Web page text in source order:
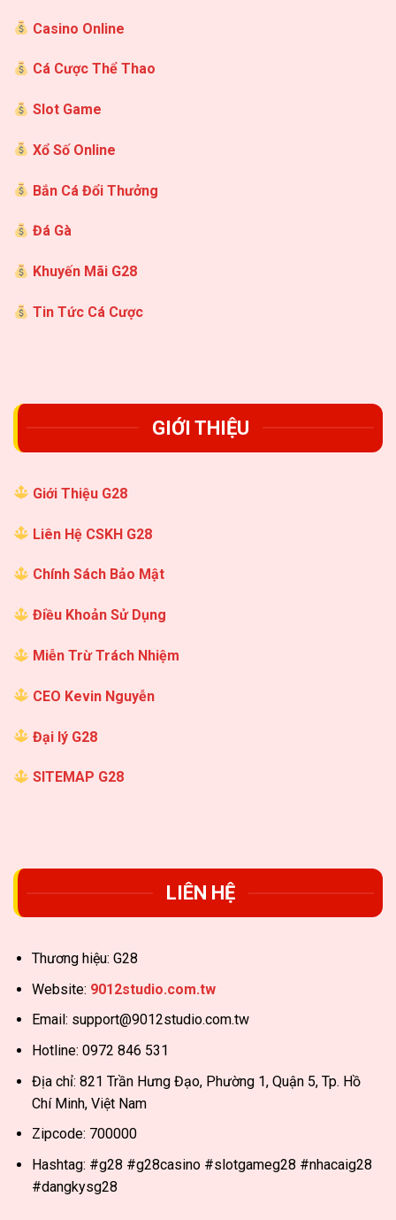
Casino Online
Cá Cược Thể Thao
Slot Game
Xổ Số Online
Bắn Cá Đổi Thưởng
Đá Gà
Khuyến Mãi G28
Tin Tức Cá Cược
GIỚI THIỆU
Giới Thiệu G28
Liên Hệ CSKH G28
Chính Sách Bảo Mật
Điều Khoản Sử Dụng
Miễn Trừ Trách Nhiệm
CEO Kevin Nguyễn
Đại lý G28
SITEMAP G28
LIÊN HỆ
Thương hiệu: G28
Website: 9012studio.com.tw
Email: support@9012studio.com.tw
Hotline: 0972 846 531
Địa chỉ: 821 Trần Hưng Đạo, Phường 1, Quận 5, Tp. Hồ
Chí Minh, Việt Nam
Zipcode: 700000
Hashtag: #g28 #g28casino #slotgameg28 #nhacaig28
#dangkysg28